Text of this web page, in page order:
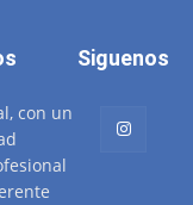
con un
Siguenos